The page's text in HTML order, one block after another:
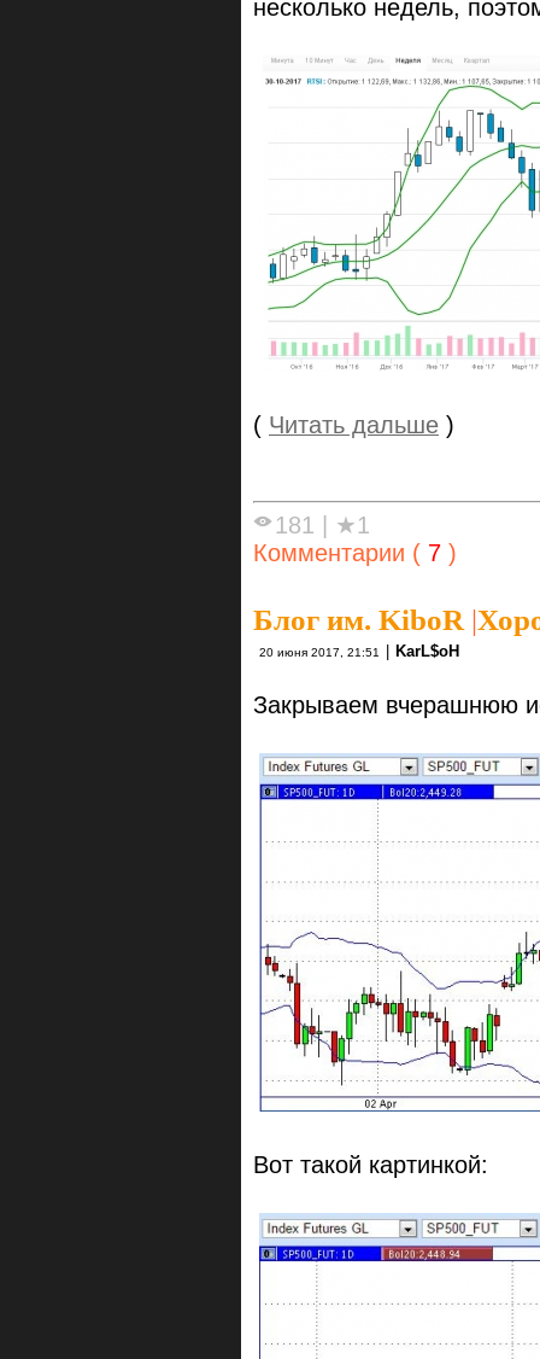
несколько недель,
( Читать дальше )
181
★1
Комментарии ( 7 )
Блог им. KiboR |
20 июня 2017, 21:51 KarL$oH
Закрываем вчерашнюю
Вот такой картинкой: